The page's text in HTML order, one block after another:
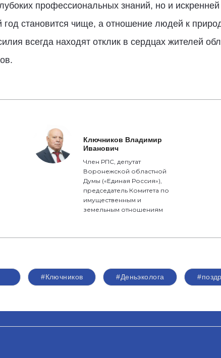
профессиональных знаний, но и
становится чище, а отношение людей к
всегда находят отклик в сердцах жителей
Ключников Владимир
Иванович
Член РПС, депутат
Воронежской областной
Думы («Единая Россия»),
председатель Комитета по
имущественным и
земельным отношениям
#Ключников #Деньэколога